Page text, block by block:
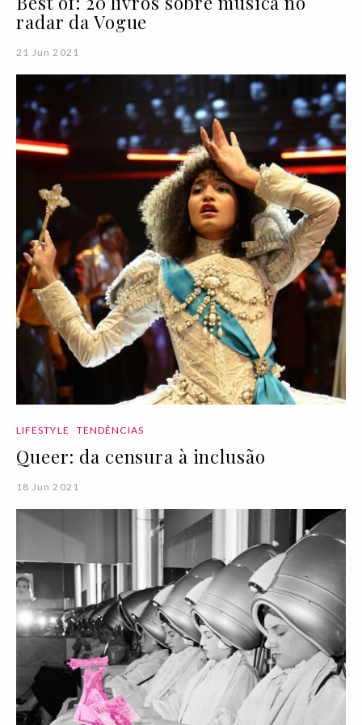
radar da Vogue
21 Jun 2021
LIFESTYLE TENDÊNCIAS
Queer: da censura à inclusão
18 Jun 2021